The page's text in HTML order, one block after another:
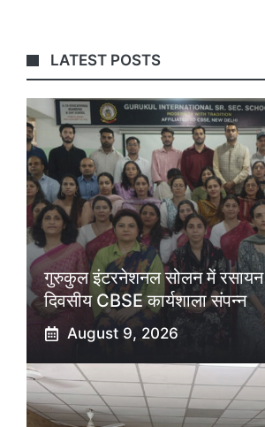
LATEST POSTS
गुरुकुल इंटरनेशनल सोलन में रसायन
दिवसीय CBSE कार्यशाला संपन्न
August 9, 2026